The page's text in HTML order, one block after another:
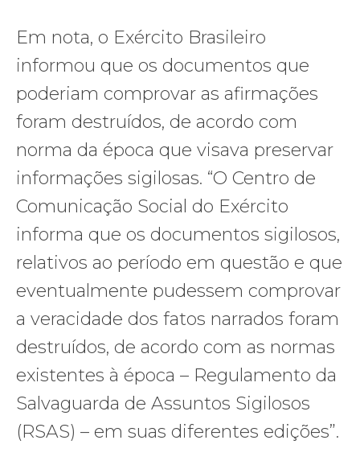
Em nota, o Exército Brasileiro
informou que os documentos que
poderiam comprovar as afirmações
foram destruídos, de acordo com
norma da época que visava preservar
informações sigilosas. “O Centro de
Comunicação Social do Exército
informa que os documentos sigilosos,
relativos ao período em questão e que
eventualmente pudessem comprovar
a veracidade dos fatos narrados foram
destruídos, de acordo com as normas
existentes à época – Regulamento da
Salvaguarda de Assuntos Sigilosos
(RSAS) – em suas diferentes edições”.